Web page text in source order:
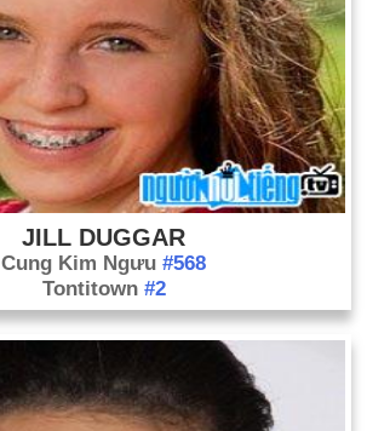
JILL DUGGAR
Cung Kim Ngưu #568
Tontitown #2